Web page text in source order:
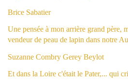
Brice Sabatier
Une pensée à mon arrière grand père,
vendeur de peau de lapin dans notre
Suzanne Combry Gerey Beylot
Et dans la Loire c'était le Pater,... qui